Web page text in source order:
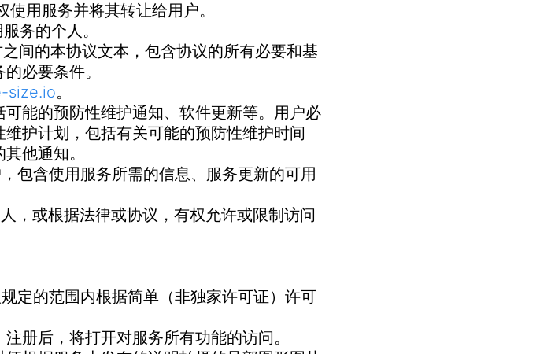
用服务并将其转让给用户。
务的个人。
间的本协议文本，包含协议的所有必要和基
必要条件。
size.io。
能的预防性维护通知、软件更新等。用户必
护计划，包括有关可能的预防性维护时间
他通知。
包含使用服务所需的信息、服务更新的可用
，或根据法律或协议，有权允许或限制访问
定的范围内根据简单（非独家许可证）许可
册后，将打开对服务所有功能的访问。